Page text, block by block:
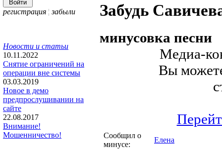
регистрация ¦ забыли
Новости и статьи
10.11.2022
Снятие ограничений на
операции вне системы
03.03.2019
Новое в демо
предпрослушивании на
сайте
22.08.2017
Внимание!
Мошенничество!
Забудь
минусовка песни
Медиа-
Вы
Сообщил о
минусе:
Елена